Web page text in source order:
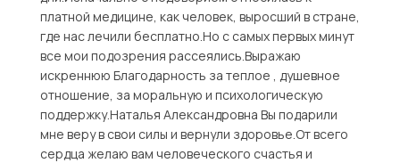
платной медицине, как человек, выросший в стране,
где нас лечили бесплатно.Но с самых первых минут
все мои подозрения рассеялись.Выражаю
искреннюю Благодарность за теплое , душевное
отношение, за моральную и психологическую
поддержку.Наталья Александровна Вы подарили
мне веру в свои силы и вернули здоровье.От всего
сердца желаю вам человеческого счастья и